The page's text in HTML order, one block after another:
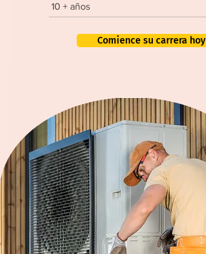
10 + años
Comience su carrera hoy